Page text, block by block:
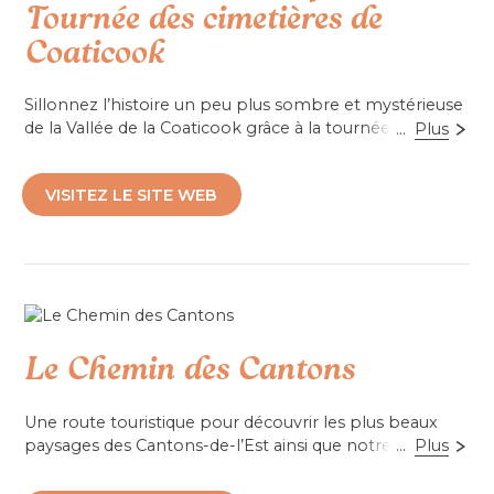
Tournée des cimetières de
Coaticook
Sillonnez l’histoire un peu plus sombre et mystérieuse
de la Vallée de la Coaticook grâce à la tournée des
l'hiver, cette visite audioguidée agrémentée de photos
et de documents d’archives vous mènera vers dix
cimetières où certains revenants se confient sur leur
Téléchargement gratuit sur BaladoDécouverte via
... Plus
VISITEZ LE SITE WEB
Le Chemin des Cantons
Une route touristique pour découvrir les plus beaux
paysages des Cantons-de-l’Est ainsi que notre ... Plus